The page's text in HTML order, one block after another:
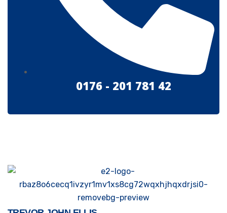
0176 - 201 781 42